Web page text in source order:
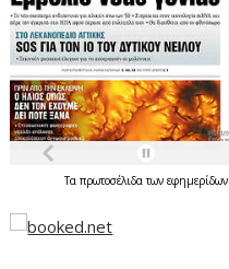
Ταπρωτοσέλιδατωνεφημερίδων